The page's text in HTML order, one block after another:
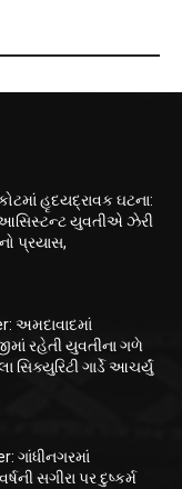
હૃદયદ્રાવક ઘટના:
યુવતીએ ઝેરી
પ્રયાસ,
અમદાવાદમાં
રહેતી યુવતીના ગળે
સિક્યુરિટી ગાર્ડે આચર્યું
ગાંધીનગરમાં
સગીરા પર દુષ્કર્મ